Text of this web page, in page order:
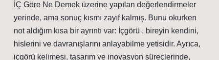
İÇ Göre Ne Demek üzerine yapılan değerlendirmeler
yerinde, ama sonuç kısmı zayıf kalmış. Bunu okurken
not aldığım kısa bir ayrıntı var: İçgörü , bireyin kendini,
hislerini ve davranışlarını anlayabilme yetisidir. Ayrıca,
içgörü kelimesi, tasarım ve inovasyon süreçlerinde,